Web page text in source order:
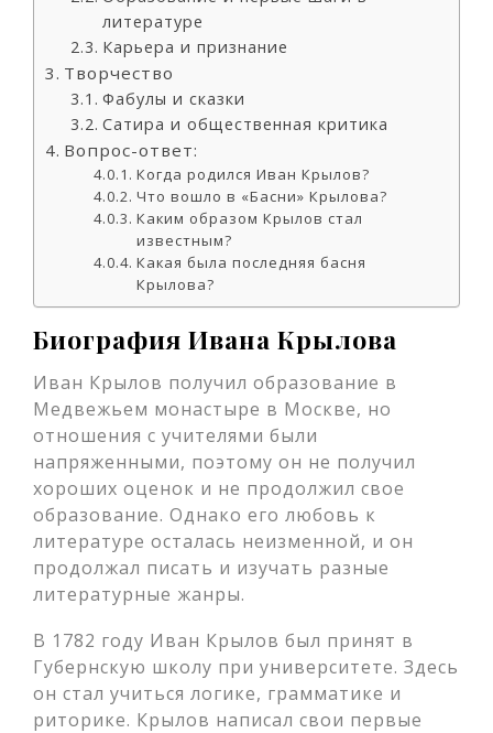
литературе
Карьера и признание
Творчество
Фабулы и сказки
Сатира и общественная критика
Вопрос-ответ:
Когда родился Иван Крылов?
Что вошло в «Басни» Крылова?
Каким образом Крылов стал
известным?
Какая была последняя басня
Крылова?
Биография Ивана Крылова
Иван Крылов получил образование в
Медвежьем монастыре в Москве, но
отношения с учителями были
напряженными, поэтому он не получил
хороших оценок и не продолжил свое
образование. Однако его любовь к
литературе осталась неизменной, и он
продолжал писать и изучать разные
литературные жанры.
В 1782 году Иван Крылов был принят в
Губернскую школу при университете. Здесь
он стал учиться логике, грамматике и
риторике. Крылов написал свои первые